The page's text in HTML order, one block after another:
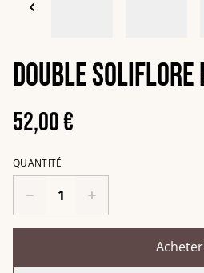
Double soliflore
52,00 €
QUANTITÉ
Acheter